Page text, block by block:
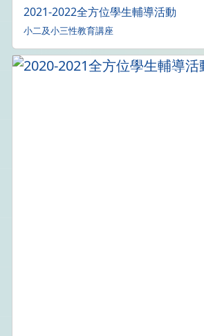
2021-2022全方位學生輔導活動
小二及小三性教育講座